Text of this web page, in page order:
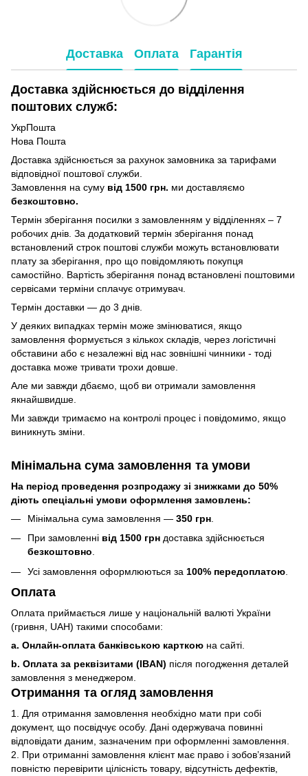
Доставка Оплата Гарантія
Доставка здійснюється до відділення
поштових служб:
УкрПошта
Нова Пошта
Доставка здійснюється за рахунок замовника за тарифами
відповідної поштової служби.
Замовлення на суму від 1500 грн. ми доставляємо
безкоштовно.
Термін зберігання посилки з замовленням у відділеннях – 7
робочих днів. За додатковий термін зберігання понад
встановлений строк поштові служби можуть встановлювати
плату за зберігання, про що повідомляють покупця
самостійно. Вартість зберігання понад вcтановлені поштовими
сервісами терміни сплачує отримувач.
Термін доставки — до 3 днів.
У деяких випадках термін може змінюватися, якщо
замовлення формується з кількох складів, через логістичні
обставини або є незалежні від нас зовнішні чинники - тоді
доставка може тривати трохи довше.
Але ми завжди дбаємо, щоб ви отримали замовлення
якнайшвидше.
Ми завжди тримаємо на контролі процес і повідомимо, якщо
виникнуть зміни.
Мінімальна сума замовлення та умови
На період проведення розпродажу зі знижками до 50%
діють спеціальні умови оформлення замовлень:
Мінімальна сума замовлення — 350 грн
При замовленні від 1500 грн доставка здійснюється
безкоштовно.
Усі замовлення оформлюються за 100% передоплатою
Оплата
Оплата приймається лише у національній валюті України
(гривня, UAH) такими способами:
a. Онлайн-оплата банківською карткою на сайті.
b. Оплата за реквізитами (IBAN) після погодження деталей
замовлення з менеджером.
Отримання та огляд замовлення
1. Для отримання замовлення необхідно мати при собі
документ, що посвідчує особу. Дані одержувача повинні
відповідати даним, зазначеним при оформленні замовлення.
2. При отриманні замовлення клієнт має право і зобов’язаний
повністю перевірити цілісність товару, відсутність дефектів,